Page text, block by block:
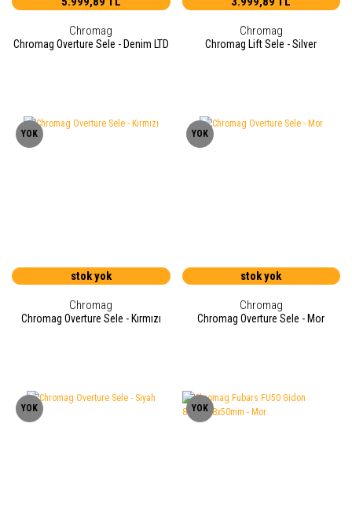
Chromag
Chromag Overture Sele - Denim LTD
Chromag
Chromag Lift Sele - Silver
YOK
stok yok
Chromag
Chromag Overture Sele - Kırmızı
YOK
stok yok
Chromag
Chromag Overture Sele - Mor
YOK YOK